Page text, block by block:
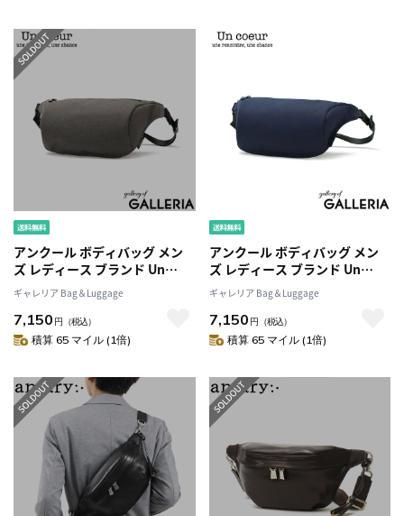
アンクール ボディバッグ メン
ズ レディース ブランド Un
coeur TORO2 ショルダーバッ
グ バッグ ショルダー かっこい
い 小さめ きれいめ 軽量 軽い お
しゃれ 撥水 斜めがけバッグ 斜
ギャレリア Bag＆Luggage
7,150 円 （税込）
積算 65 マイル (1倍)
アンクール ボディバッグ メン
ズ レディース ブランド Un
coeur TORO2 ショルダーバッ
グ バッグ ショルダー かっこい
い 小さめ きれいめ 軽量 軽い お
しゃれ 撥水 斜めがけバッグ 斜
ギャレリア Bag＆Luggage
7,150 円 （税込）
積算 65 マイル (1倍)